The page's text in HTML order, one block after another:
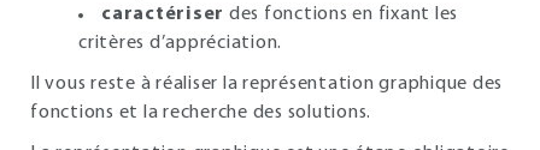
caractériser des fonctions en fixant les
critères d’appréciation.
Il vous reste à réaliser la représentation graphique des
fonctions et la recherche des solutions.